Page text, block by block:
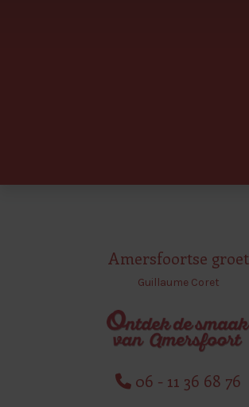
Amersfoortse groet
Guillaume Coret
06 - 11 36 68 76